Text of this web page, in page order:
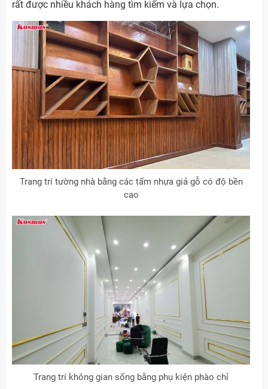
rất được nhiều khách hàng tìm kiếm và lựa chọn.
Trang trí tường nhà bằng các tấm nhựa giả gỗ có độ bền
cao
Trang trí không gian sống bằng phụ kiện phào chỉ